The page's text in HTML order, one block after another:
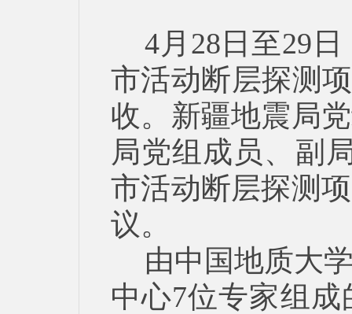
4月28日至29
市活动断层探测
收。新疆地震局
局党组成员、副
市活动断层探测
议。
由中国地质大
中心7位专家组